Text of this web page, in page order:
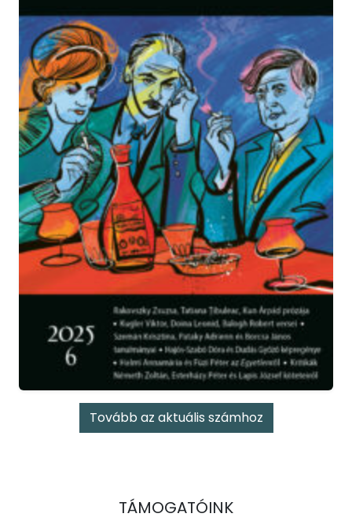
Tovább az aktuális számhoz
TÁMOGATÓINK